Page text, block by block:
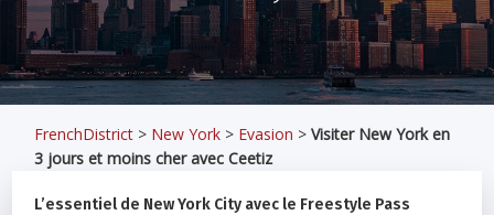
FrenchDistrict > New York > Evasion >Visiter New York en
3 jours et moins cher avec Ceetiz
L’essentiel de New York City avec le Freestyle Pass